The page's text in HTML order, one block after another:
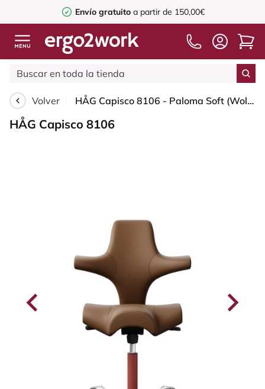
Envío gratuito a partir de 150,00€
Volver HÅG Capisco 8106 - Paloma Soft (Wollsdorf) - Cuero semi-anilina - PL05429 Cognac - Blush Rose - 265 mm (seat height 53-79cm) - Glides
HÅG Capisco 8106